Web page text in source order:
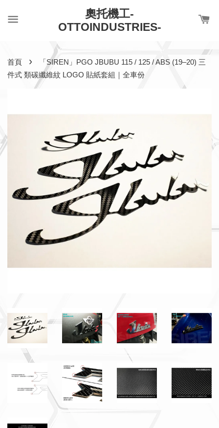
奧托機工-
OTTOINDUSTRIES-
首頁 ›
「SIREN」PGO JBUBU 115 / 125 / ABS (19–20) 三
件式 類碳纖維紋 LOGO 貼紙套組｜全車份